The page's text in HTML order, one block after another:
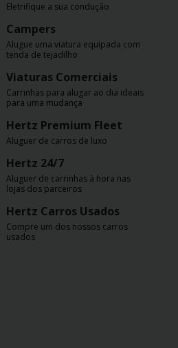
Eletrifique a sua condução
Campers
Alugue uma viatura equipada com
tenda de tejadilho
Viaturas Comerciais
Carrinhas para alugar ao dia ideais
para uma mudança
Hertz Premium Fleet
Aluguer de carros de luxo
Hertz 24/7
Aluguer de carrinhas à hora nas
lojas dos parceiros
Hertz Carros Usados
Compre um dos nossos carros
usados